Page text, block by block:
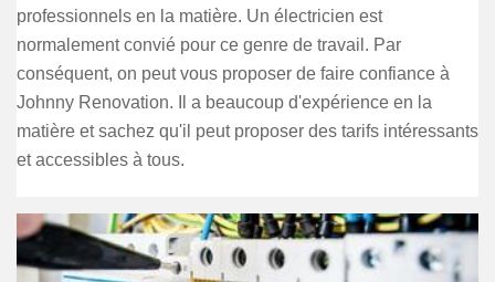
professionnels en la matière. Un électricien est
normalement convié pour ce genre de travail. Par
conséquent, on peut vous proposer de faire confiance à
Johnny Renovation. Il a beaucoup d'expérience en la
matière et sachez qu'il peut proposer des tarifs intéressants
et accessibles à tous.